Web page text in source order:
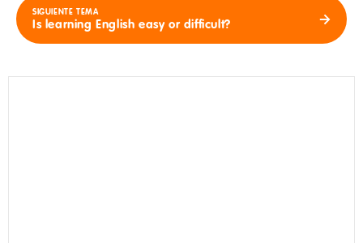
SIGUIENTE TEMA
Is learning English easy or difficult?